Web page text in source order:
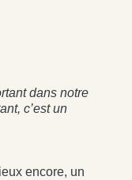
dans notre
c’est un
encore, un